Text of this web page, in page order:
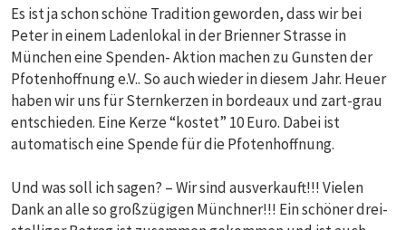
Es ist ja schon schöne Tradition geworden, dass wir bei
Peter in einem Ladenlokal in der Brienner Strasse in
München eine Spenden- Aktion machen zu Gunsten der
Pfotenhoffnung e.V.. So auch wieder in diesem Jahr. Heuer
haben wir uns für Sternkerzen in bordeaux und zart-grau
entschieden. Eine Kerze “kostet” 10 Euro. Dabei ist
automatisch eine Spende für die Pfotenhoffnung.
Und was soll ich sagen? – Wir sind ausverkauft!!! Vielen
Dank an alle so großzügigen Münchner!!! Ein schöner drei-